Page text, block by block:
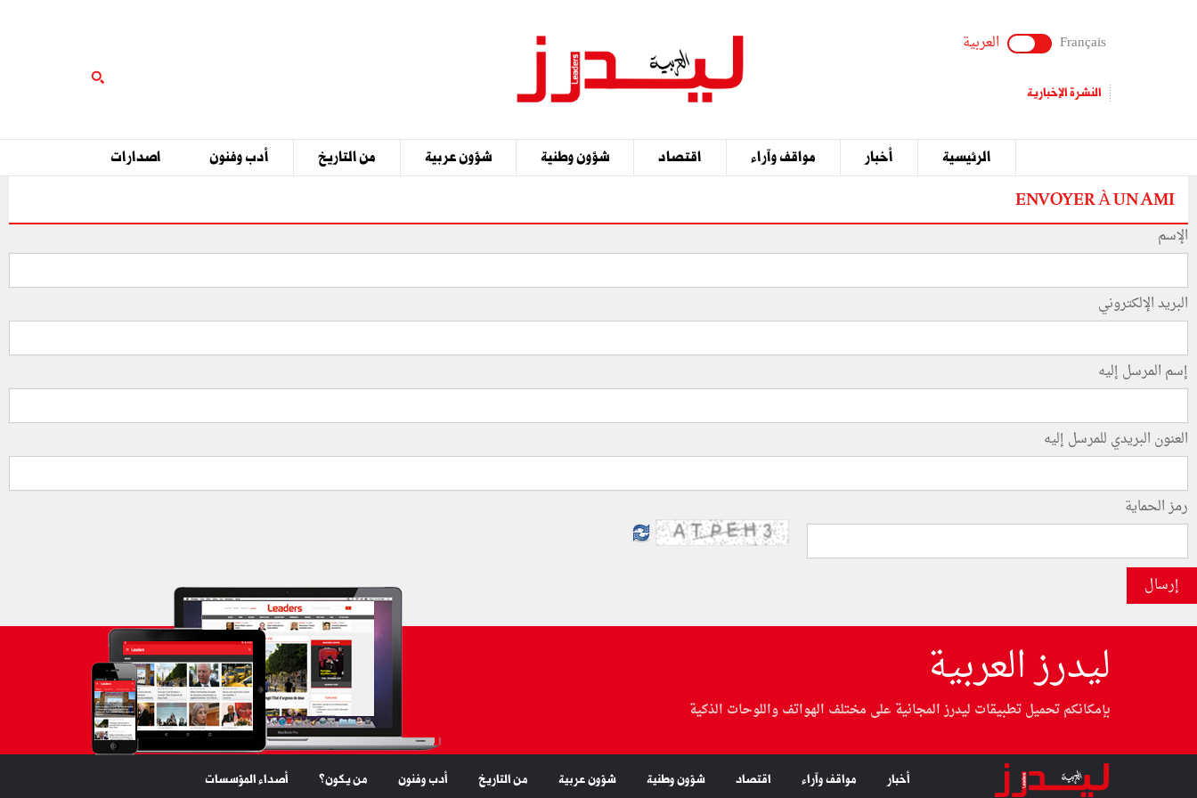
Français العربية
النشرة الإخبارية
الرئيسية أخبار مواقف وآراء اقتصاد شؤون وطنية شؤون عربية من التاريخ أدب وفنون اصدارات
ENVOYER À UN AMI
الإسم
البريد الإلكتروني
إسم المرسل إليه
العنون البريدي للمرسل إليه
رمز الحماية
إرسال
ليدرز العربية
بإمكانكم تحميل تطبيقات ليدرز المجانية على مختلف الهواتف واللوحات الذكية
أخبار مواقف وآراء اقتصاد شؤون وطنية شؤون عربية من التاريخ أدب وفنون من يكون؟ أصداء المؤسسات